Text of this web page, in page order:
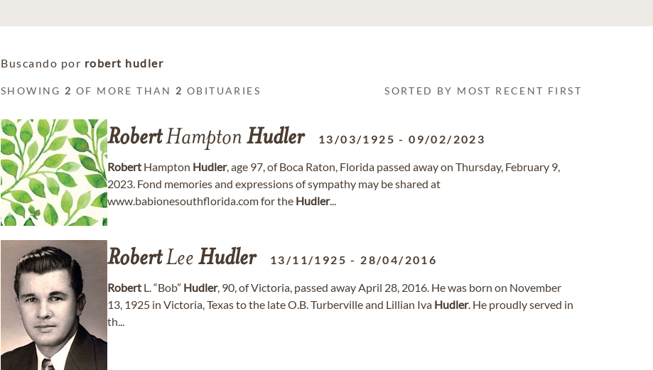
Buscando por robert hudler
SHOWING 2 OF MORE THAN 2 OBITUARIES SORTED BY MOST RECENT FIRST
RobertHampton Hudler 13/03/1925 -09/02/2023
Robert Hampton Hudler, age 97, of Boca Raton, Florida passed away on Thursday, February 9,
2023. Fond memories and expressions of sympathy may be shared at
www.babionesouthflorida.com for the Hudler...
RobertLee Hudler 13/11/1925 - 28/04/2016
Robert L. “Bob” Hudler, 90, of Victoria, passed away April 28, 2016. He was born on November
13, 1925 in Victoria, Texas to the late O.B. Turberville and Lillian Iva Hudler. He proudly served in
th...